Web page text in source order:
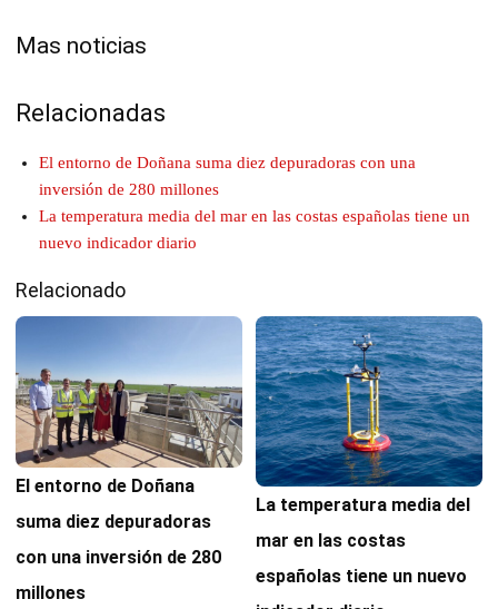
Mas noticias
Relacionadas
El entorno de Doñana suma diez depuradoras con una
inversión de 280 millones
La temperatura media del mar en las costas españolas tiene un
nuevo indicador diario
Relacionado
El entorno de Doñana
suma diez depuradoras
con una inversión de 280
millones
La temperatura media del
mar en las costas
españolas tiene un nuevo